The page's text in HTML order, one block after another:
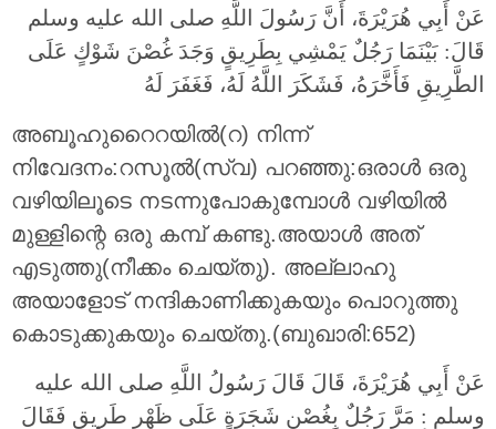
عَنْ أَبِي هُرَيْرَةَ، أَنَّ رَسُولَ اللَّهِ صلى الله عليه وسلم
قَالَ:‏ بَيْنَمَا رَجُلٌ يَمْشِي بِطَرِيقٍ وَجَدَ غُصْنَ شَوْكٍ عَلَى
الطَّرِيقِ فَأَخَّرَهُ، فَشَكَرَ اللَّهُ لَهُ، فَغَفَرَ لَهُ ‏‏
അബൂഹുറൈറയില്‍(റ) നിന്ന്
നിവേദനം:റസൂല്‍(സ്വ) പറഞ്ഞു:ഒരാള്‍ ഒരു
വഴിയിലൂടെ നടന്നുപോകുമ്പോള്‍ വഴിയില്‍
മുള്ളിന്റെ ഒരു കമ്പ് കണ്ടു.അയാള്‍ അത്
എടുത്തു(നീക്കം ചെയ്തു). അല്ലാഹു
അയാളോട് നന്ദികാണിക്കുകയും പൊറുത്തു
കൊടുക്കുകയും ചെയ്തു.(ബുഖാരി:652)
عَنْ أَبِي هُرَيْرَةَ، قَالَ قَالَ رَسُولُ اللَّهِ صلى الله عليه
وسلم ‏: مَرَّ رَجُلٌ بِغُصْنِ شَجَرَةٍ عَلَى ظَهْرِ طَرِيقٍ فَقَالَ